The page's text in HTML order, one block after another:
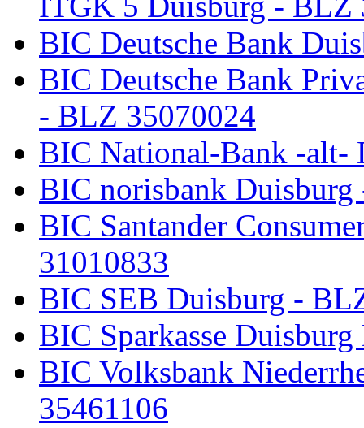
BIC Deutsche Bank
BIC Deutsche Bank
- BLZ 35070024
BIC National-Bank -alt-
BIC norisbank
BIC Santander
31010833
BIC SEB Duisburg -
BIC Sparkasse
BIC Volksbank
35461106